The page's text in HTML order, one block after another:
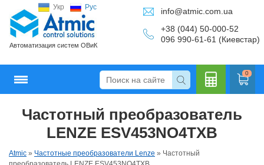
Укр Рус
Автоматизация систем ОВиК
info@atmic.com.ua
+38 (044) 50-000-52
096 990-61-61 (Киевстар)
0
Частотный преобразователь
LENZE ESV453NO4TXB
Atmic » Частотные преобразователи Lenze » Частотный